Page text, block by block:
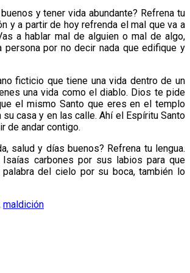
y tener vida abundante? Refrena tu
y a partir de hoy refrenda el mal que va a
a hablar mal de alguien o mal de algo,
persona por no decir nada que edifique y
ficticio que tiene una vida dentro de un
una vida como el diablo. Dios te pide
el mismo Santo que eres en el templo
casa y en las calle. Ahí el Espíritu Santo
de andar contigo.
salud y días buenos? Refrena tu lengua.
carbones por sus labios para que
del cielo por su boca, también lo
maldición